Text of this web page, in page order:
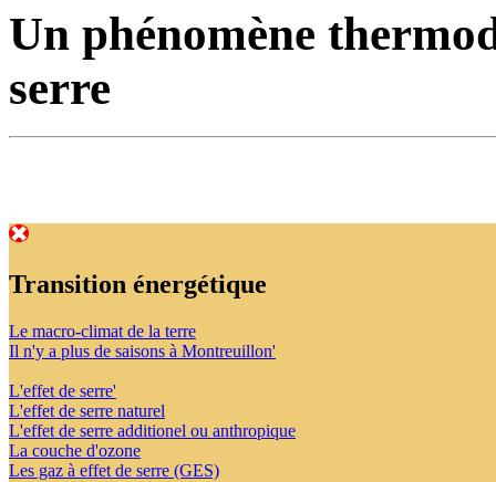
Un phénomène
serre
Transition énergétique
Le macro-climat de la terre
Il n'y a plus de saisons à Montreuillon'
L'effet de serre'
L'effet de serre naturel
L'effet de serre additionel ou anthropique
La couche d'ozone
Les gaz à effet de serre (GES)